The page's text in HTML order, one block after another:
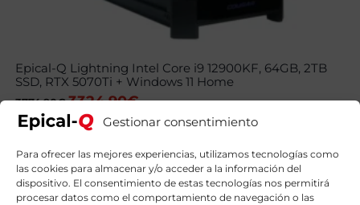
Gestionar consentimiento
Para ofrecer las mejores experiencias, utilizamos tecnologías como
las cookies para almacenar y/o acceder a la información del
dispositivo. El consentimiento de estas tecnologías nos permitirá
procesar datos como el comportamiento de navegación o las
Epical-Q Lightning Intel Core i9 12900KF, 64GB, 2TB
SSD, RTX 5070Ti + Windows 11 Home
3774,90€El
precio
original
3774,90€.
3324,90€El
actual
3324,90€.